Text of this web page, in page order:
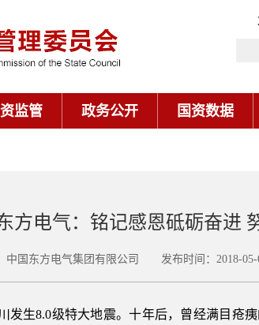
监管 政务公开 国资数据
方电气：铭记感恩砥砺奋进
中国东方电气集团有限公司 发布时间：2018-05-
发生8.0级特大地震。十年后，曾经满目疮